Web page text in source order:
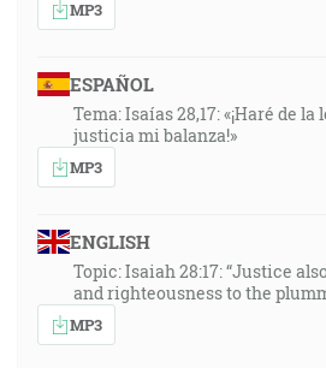
MP3
ESPAÑOL
Tema: Isaías 28,17: «¡Haré de
justicia mi balanza!»
MP3
ENGLISH
Topic: Isaiah 28:17: “Justice
and righteousness to the
MP3